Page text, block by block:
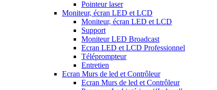
Pointeur laser
Moniteur, écran LED et LCD
Moniteur, écran LED et LCD
Support
Moniteur LED Broadcast
Ecran LED et LCD Professionnel
Téléprompteur
Entretien
Ecran Murs de led et Contrôleur
Ecran Murs de led et Contrôleur